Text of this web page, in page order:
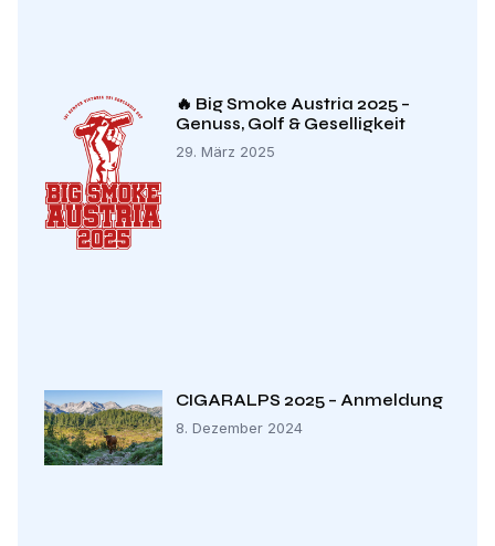
🔥 Big Smoke Austria 2025 –
Genuss, Golf & Geselligkeit
29. März 2025
CIGARALPS 2025 – Anmeldung
8. Dezember 2024